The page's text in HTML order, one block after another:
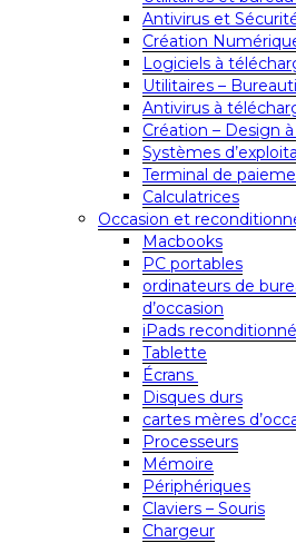
Antivirus et
Création
Logiciels à
Utilitaires –
Antivirus à
Création – Design
Systèmes
Terminal de
Calculatrices
Occasion et
Macbooks
PC portables
ordinateurs de
d’occasion
iPads
Tablette
Écrans
Disques durs
cartes mères
Processeurs
Mémoire
Périphériques
Claviers – Souris
Chargeur